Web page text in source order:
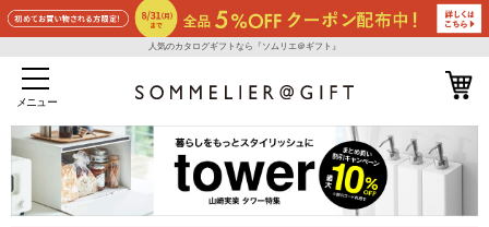
人気のカタログギフトなら『ソムリエ＠ギフト』
メニュー